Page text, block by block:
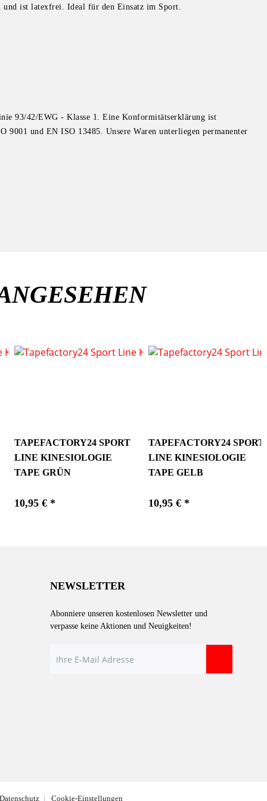
und ist latexfrei. Ideal für den Einsatz im Sport.
93/42/EWG - Klasse 1. Eine Konformitätserklärung ist
und EN ISO 13485. Unsere Waren unterliegen permanenter
TAPEFACTORY24 SPORT
LINE KINESIOLOGIE
TAPE GRÜN
10,95 € *
TAPEFACTORY24 SPORT
LINE KINESIOLOGIE
TAPE GELB
10,95 € *
NEWSLETTER
Abonniere unseren kostenlosen Newsletter und
verpasse keine Aktionen und Neuigkeiten!
Cookie-Einstellungen